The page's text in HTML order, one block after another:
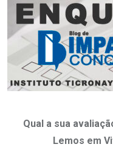
Qual a sua
Lemos em